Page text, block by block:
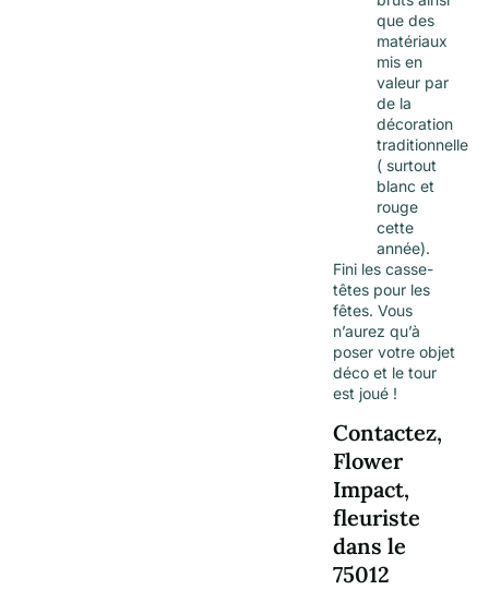
que des
matériaux
mis en
valeur par
de la
décoration
traditionnelle
( surtout
blanc et
rouge
cette
année).
Fini les casse-
têtes pour les
fêtes. Vous
n’aurez qu’à
poser votre objet
déco et le tour
est joué !
Contactez,
Flower
Impact,
fleuriste
dans le
75012